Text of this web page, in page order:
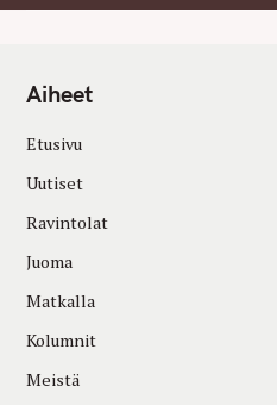
Aiheet
Etusivu
Uutiset
Ravintolat
Juoma
Matkalla
Kolumnit
Meistä